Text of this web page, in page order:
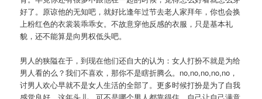
好了。原谅他的无知吧，就好比逢年过节去老人家拜年，你也会换
上粉红色的衣裳装乖乖女。不故意穿他反感的衣服，只是基本礼
貌，还不能算是向男权低头吧。
男人的狭隘在于，到现在他们还自大的认为：女人打扮不就是为给
男人看的么？我们不喜欢，那你不是瞎折腾么。no,no,no,no,no，
讨男人欢心早就不是女人生活的全部了。更多时候打扮是为了自我